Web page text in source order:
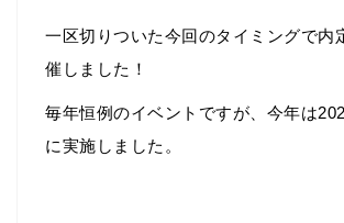
一区切りついた今回のタイミングで内
催しました！
毎年恒例のイベントですが、今年は
に実施しました。